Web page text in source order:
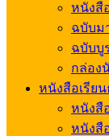
หนังสื
ฉบับม
ฉบับบู
กล่อง
หนังสือเรีย
หนังสื
หนังสื